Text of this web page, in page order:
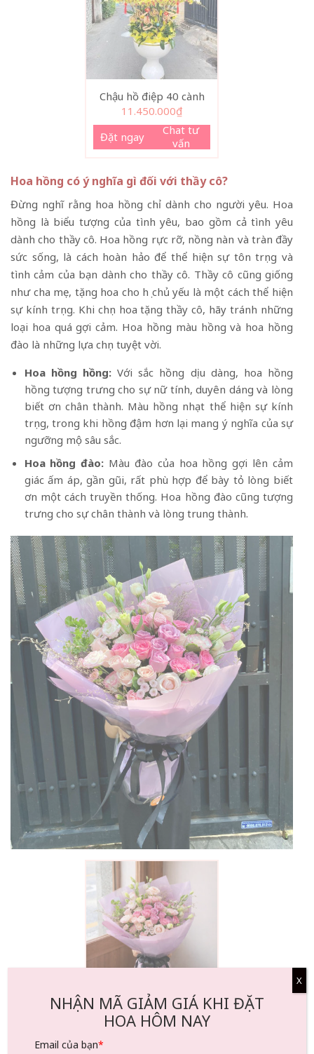
Chậu hồ điệp 40 cành
11.450.000₫
Đặt ngay
Chat tư
vấn
Hoa hồng có ý nghĩa gì đối với thầy cô?
Đừng nghĩ rằng hoa hồng chỉ dành cho người yêu. Hoa
hồng là biểu tượng của tình yêu, bao gồm cả tình yêu
dành cho thầy cô. Hoa hồng rực rỡ, nồng nàn và tràn đầy
sức sống, là cách hoàn hảo để thể hiện sự tôn trọng và
tình cảm của bạn dành cho thầy cô. Thầy cô cũng giống
như cha mẹ, tặng hoa cho họ chủ yếu là một cách thể hiện
sự kính trọng. Khi chọn hoa tặng thầy cô, hãy tránh những
loại hoa quá gợi cảm. Hoa hồng màu hồng và hoa hồng
đào là những lựa chọn tuyệt vời.
Hoa hồng hồng:Với sắc hồng dịu dàng, hoa hồng
hồng tượng trưng cho sự nữ tính, duyên dáng và lòng
biết ơn chân thành. Màu hồng nhạt thể hiện sự kính
trọng, trong khi hồng đậm hơn lại mang ý nghĩa của sự
ngưỡng mộ sâu sắc.
Hoa hồng đào: Màu đào của hoa hồng gợi lên cảm
giác ấm áp, gần gũi, rất phù hợp để bày tỏ lòng biết
ơn một cách truyền thống. Hoa hồng đào cũng tượng
trưng cho sự chân thành và lòng trung thành.
Định Mệnh Tình Yêu
830.000₫
Đặt ngay
NHẬN MÃ GIẢM GIÁ KHI ĐẶT
HOA HÔM NAY
Email của bạn*
X